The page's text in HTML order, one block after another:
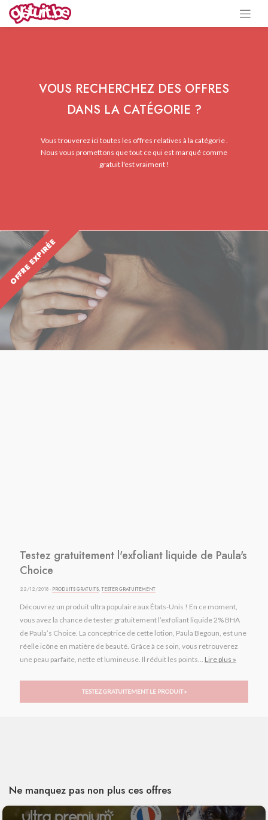
VOUS RECHERCHEZ DES OFFRES
DANS LA CATÉGORIE ?
Vous trouverez ici toutes les offres relatives à la catégorie .
Nous vous promettons que tout ce qui est marqué comme
gratuit l'est vraiment !
OFFRE EXPIRÉE
Testez gratuitement l'exfoliant liquide de Paula's
Choice
22/12/2018 · PRODUITS GRATUITS,TESTER GRATUITEMENT
Découvrez un produit ultra populaire aux États-Unis ! En ce moment,
vous avez la chance de tester gratuitement l’exfoliant liquide 2% BHA
de Paula’s Choice. La conceptrice de cette lotion, Paula Begoun, est une
réelle icône en matière de beauté. Grâce à ce soin, vous retrouverez
une peau parfaite, nette et lumineuse. Il réduit les points... Lire plus »
TESTEZ GRATUITEMENT LE PRODUIT »
Ne manquez pas non plus ces offres